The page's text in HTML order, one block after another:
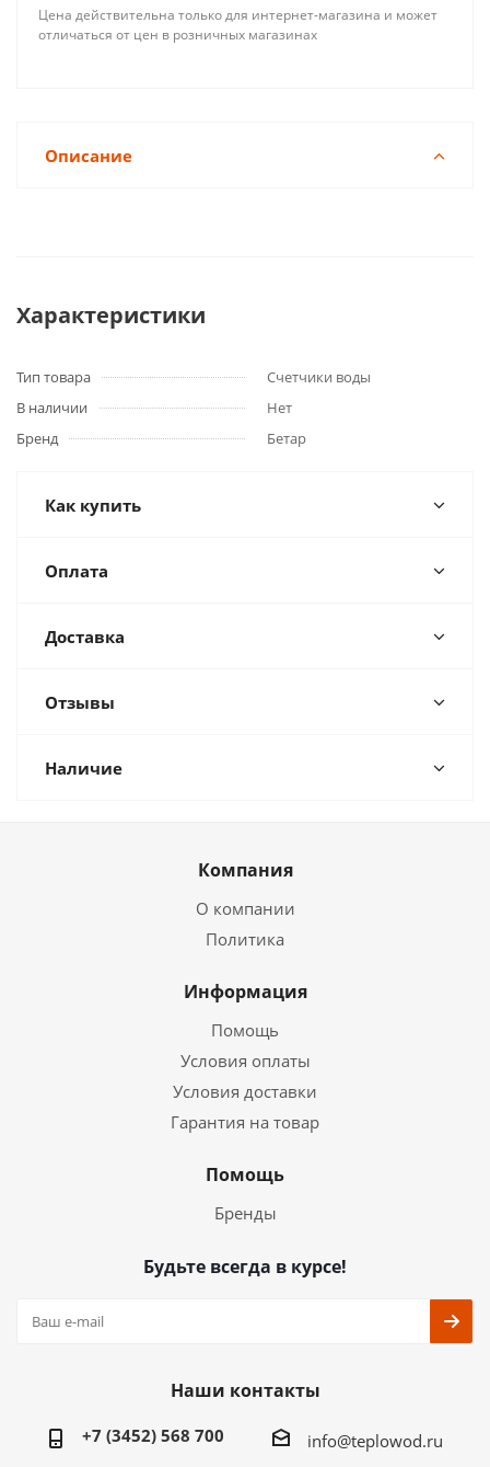
Цена действительна только для интернет-магазина и может
отличаться от цен в розничных магазинах
Описание
Характеристики
Тип товара
Счетчики воды
В наличии
Нет
Бренд
Бетар
Как купить
Оплата
Доставка
Отзывы
Наличие
Компания
О компании
Политика
Информация
Помощь
Условия оплаты
Условия доставки
Гарантия на товар
Помощь
Бренды
Будьте всегда в курсе!
Наши контакты
+7 (3452) 568 700 info@teplowod.ru